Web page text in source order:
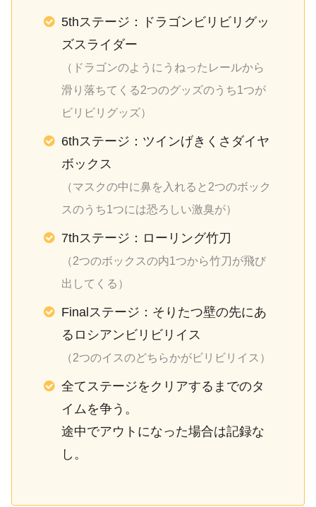
5thステージ：ドラゴンビリビリグッ
ズスライダー
（ドラゴンのようにうねったレールから
滑り落ちてくる2つのグッズのうち1つが
ビリビリグッズ）
6thステージ：ツインげきくさダイヤ
ボックス
（マスクの中に鼻を入れると2つのボック
スのうち1つには恐ろしい激臭が）
7thステージ：ローリング竹刀
（2つのボックスの内1つから竹刀が飛び
出してくる）
Finalステージ：そりたつ壁の先にあ
るロシアンビリビリイス
（2つのイスのどちらかがビリビリイス）
全てステージをクリアするまでのタ
イムを争う。
途中でアウトになった場合は記録な
し。